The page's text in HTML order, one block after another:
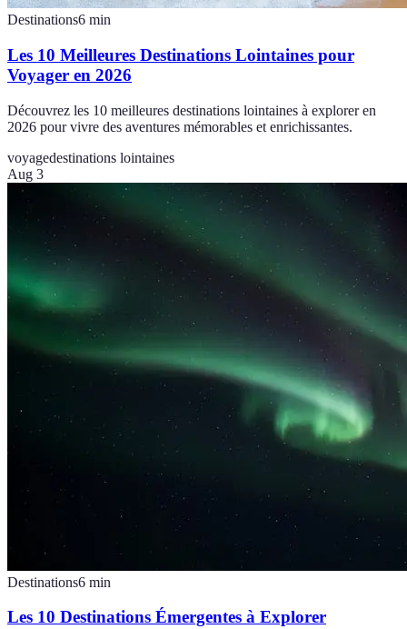
Destinations6 min
Les 10 Meilleures Destinations Lointaines pour
Voyager en 2026
Découvrez les 10 meilleures destinations lointaines à explorer en
2026 pour vivre des aventures mémorables et enrichissantes.
voyagedestinations lointaines
Aug 3
Destinations6 min
Les 10 Destinations Émergentes à Explorer